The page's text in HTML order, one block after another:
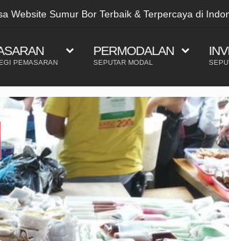
Website Sumur Bor Terbaik & Terpercaya di
PEMASARAN
PERMODALAN
SEPUTAR MODAL